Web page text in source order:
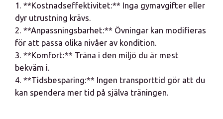
1. **Kostnadseffektivitet:** Inga gymavgifter eller
dyr utrustning krävs.
2. **Anpassningsbarhet:** Övningar kan modifieras
för att passa olika nivåer av kondition.
3. **Komfort:** Träna i den miljö du är mest
bekväm i.
4. **Tidsbesparing:** Ingen transporttid gör att du
kan spendera mer tid på själva träningen.